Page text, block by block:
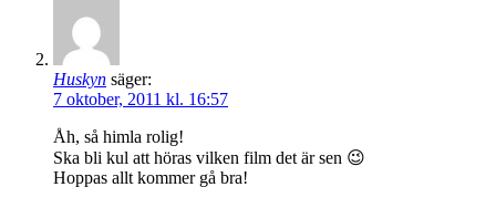
Huskyn säger:
7 oktober, 2011 kl. 16:57
Åh, så himla rolig!
Ska bli kul att höras vilken film det är sen 😉
Hoppas allt kommer gå bra!